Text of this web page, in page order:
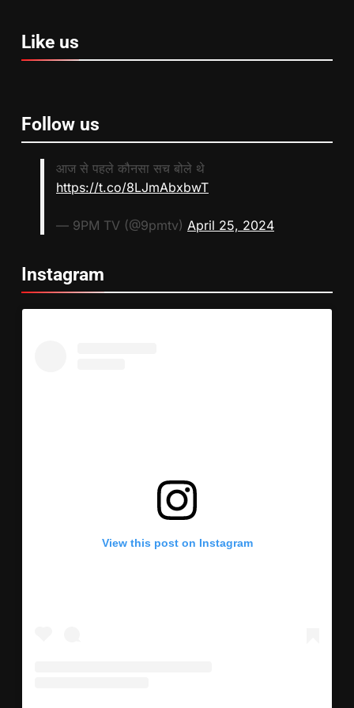
Like us
Follow us
आज से पहले कौनसा सच बोले थे
https://t.co/8LJmAbxbwT
— 9PM TV (@9pmtv) April 25, 2024
Instagram
View this post on Instagram